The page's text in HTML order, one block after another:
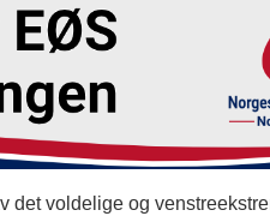
voldelige og